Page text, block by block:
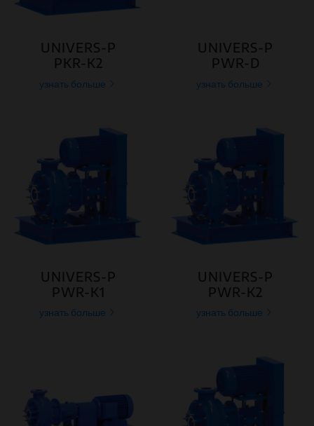
UNIVERS-P
PKR-K2
узнать больше
UNIVERS-P
PWR-D
узнать больше
UNIVERS-P
PWR-K1
узнать больше
UNIVERS-P
PWR-K2
узнать больше